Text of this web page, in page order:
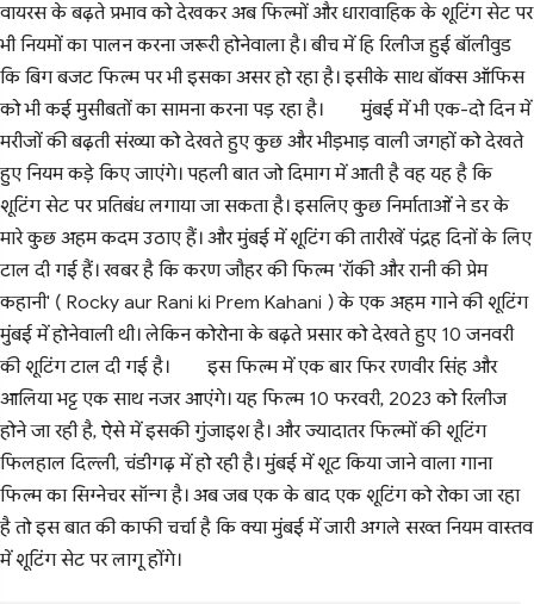
वायरस के बढ़ते प्रभाव को देखकर अब फिल्मों और धारावाहिक के शूटिंग सेट पर
भी नियमों का पालन करना जरूरी होनेवाला है। बीच में हि रिलीज हुई बॉलीवुड
कि बिग बजट फिल्म पर भी इसका असर हो रहा है। इसीके साथ बॉक्स ऑफिस
को भी कई मुसीबतों का सामना करना पड़ रहा है।
मुंबई में भी एक-दो दिन में
मरीजों की बढ़ती संख्या को देखते हुए कुछ और भीड़भाड़ वाली जगहों को देखते
हुए नियम कड़े किए जाएंगे। पहली बात जो दिमाग में आती है वह यह है कि
शूटिंग सेट पर प्रतिबंध लगाया जा सकता है। इसलिए कुछ निर्माताओं ने डर के
मारे कुछ अहम कदम उठाए हैं। और मुंबई में शूटिंग की तारीखें पंद्रह दिनों के लिए
टाल दी गई हैं। खबर है कि करण जौहर की फिल्म 'रॉकी और रानी की प्रेम
कहानी' ( Rocky aur Rani ki Prem Kahani ) के एक अहम गाने की शूटिंग
मुंबई में होनेवाली थी। लेकिन कोरोना के बढ़ते प्रसार को देखते हुए 10 जनवरी
की शूटिंग टाल दी गई है।
इस फिल्म में एक बार फिर रणवीर सिंह और
आलिया भट्ट एक साथ नजर आएंगे। यह फिल्म 10 फरवरी, 2023 को रिलीज
होने जा रही है, ऐसे में इसकी गुंजाइश है। और ज्यादातर फिल्मों की शूटिंग
फिलहाल दिल्ली, चंडीगढ़ में हो रही है। मुंबई में शूट किया जाने वाला गाना
फिल्म का सिग्नेचर सॉन्ग है। अब जब एक के बाद एक शूटिंग को रोका जा रहा
है तो इस बात की काफी चर्चा है कि क्या मुंबई में जारी अगले सख्त नियम वास्तव
में शूटिंग सेट पर लागू होंगे।